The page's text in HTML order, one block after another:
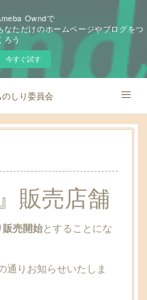
Owndで
なただけのホームページやブログをつ
ろう
今すぐ試す
のしり委員会
販売店舗
販売開始とすることにな
通りお知らせいたしま